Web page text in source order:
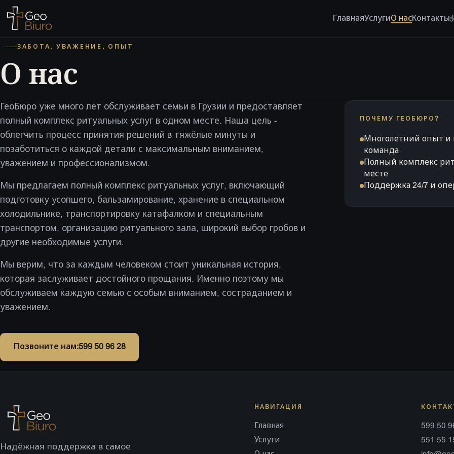
Главная Услуги О насКонтакты
ЗАБОТА, УВАЖЕНИЕ, ОПЫТ
О нас
ГеоБюро уже много лет обслуживает семьи в Грузии и предоставляет
полный комплекс ритуальных услуг в одном месте. Наша цель -
облегчить процесс принятия решений в тяжёлые минуты и
позаботиться о каждой детали с максимальным вниманием,
уважением и профессионализмом.
Мы предлагаем полный комплекс ритуальных услуг, включающий
подготовку усопшего, бальзамирование, хранение в специальном
холодильнике, транспортировку катафалком и специальным
транспортом, организацию ритуального зала, широкий выбор гробов и
другие необходимые услуги.
Мы верим, что за каждым человеком стоит уникальная история,
которая заслуживает достойного прощания. Именно поэтому мы
обслуживаем каждую семью с особым вниманием, состраданием и
уважением.
Позвоните нам:599 50 96 28
ПОЧЕМУ ГЕОБЮРО?
Многолетний опыт и
команда
Полный комплекс
месте
Поддержка 24/7 и
Надёжная поддержка в самое
НАВИГАЦИЯ
Главная
Услуги
599 50
551 55